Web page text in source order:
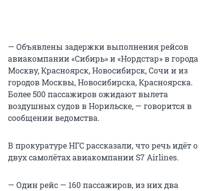
— Объявлены задержки выполнения рейсов
авиакомпании «Сибирь» и «Нордстар» в города
Москву, Красноярск, Новосибирск, Сочи и из
городов Москвы, Новосибирска, Красноярска.
Более 500 пассажиров ожидают вылета
воздушных судов в Норильске, — говорится в
сообщении ведомства.
В прокуратуре НГС рассказали, что речь идёт о
двух самолётах авиакомпании S7 Airlines.
— Один рейс — 160 пассажиров, из них два